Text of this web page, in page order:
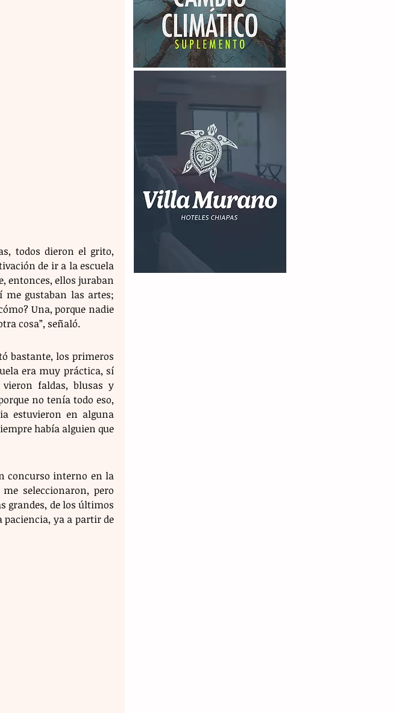
todos dieron el grito,
de ir a la escuela
entonces, ellos juraban
me gustaban las artes;
Una, porque nadie
cosa”, señaló.
bastante, los primeros
era muy práctica, sí
faldas, blusas y
no tenía todo eso,
estuvieron en alguna
había alguien que
concurso interno en la
seleccionaron, pero
grandes, de los últimos
paciencia, ya a partir de